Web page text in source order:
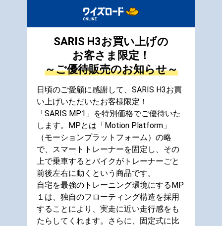
SARIS H3お買い上げの
お客さま限定！
～ご優待販売のお知らせ～
日頃のご愛顧に感謝して、SARIS H3お買
い上げいただいたお客様限定！
「SARIS MP1」を特別価格でご優待いた
します。MPとは「Motion Platform」
（モーションプラットフォーム）の略
で、スマートトレーナーを固定し、その
上で乗車するとバイクがトレーナーごと
前後左右に動くという商品です。
自宅を最強のトレーニング環境にするMP
１は、独自のフローティング構造を採用
することにより、実走に近い走行感をも
たらしてくれます。さらに、固定式に比